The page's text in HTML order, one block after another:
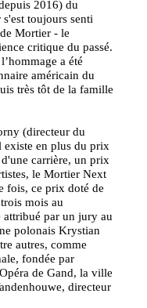
2016) du
toujours senti
Mortier - le
critique du passé.
a été
américain du
très tôt de la famille
(directeur du
existe en plus du prix
carrière, un prix
le Mortier Next
fois, ce prix doté de
mois au
attribué par un jury au
polonais Krystian
autres, comme
fondée par
de Gand, la ville
directeur